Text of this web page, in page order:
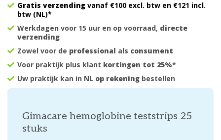
Gratis verzending vanaf €100 excl. btw en €121 incl.
btw (NL)*
Werkdagen voor 15 uur en op voorraad, directe
verzending
Zowel voor de professional als consument
Voor praktijk plus klant kortingen tot 25%*
Uw praktijk kan in NL op rekening bestellen
Gimacare hemoglobine teststrips 25
stuks